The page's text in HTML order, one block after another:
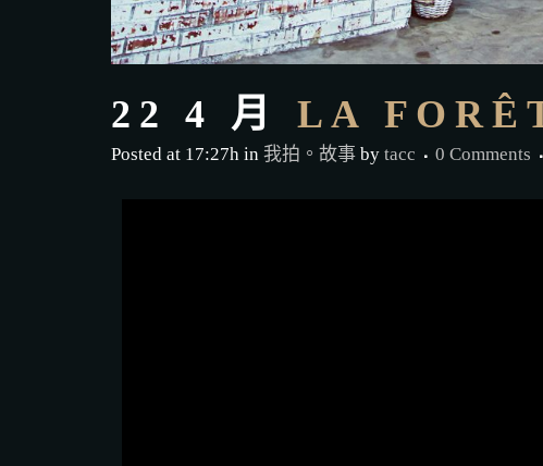
22 4 月 LA
Posted at 17:27h in 我拍。故事 by tacc 0 Comments